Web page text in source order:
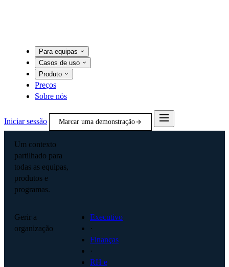
Para equipas
Casos de uso
Produto
Preços
Sobre nós
Iniciar sessão Marcar uma demonstração
Um contexto
partilhado para
todas as equipas,
produtos e
programas.
Gerir a
organização
Executivo
·
Finanças
·
RH e